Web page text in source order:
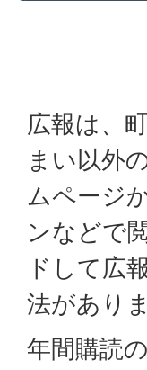
広報は、
まい以外
ムページ
ンなどで
ドして広
法がありま
年間購読